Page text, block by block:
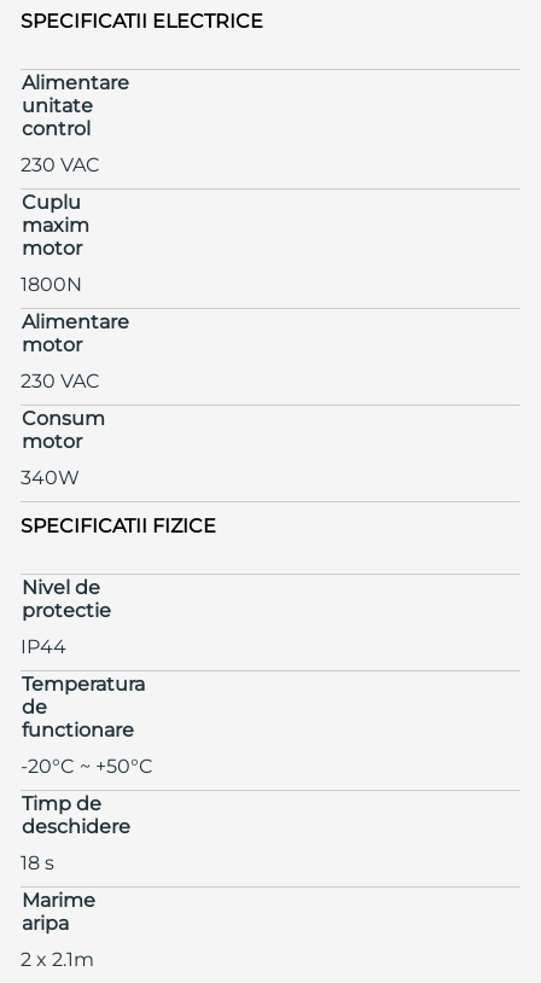
SPECIFICATII ELECTRICE
Alimentare
unitate
control
230 VAC
Cuplu
maxim
motor
1800N
Alimentare
motor
230 VAC
Consum
motor
340W
SPECIFICATII FIZICE
Nivel de
protectie
IP44
Temperatura
de
functionare
-20°C ~ +50°C
Timp de
deschidere
18 s
Marime
aripa
2 x 2.1m